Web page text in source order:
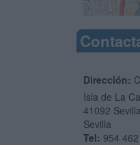
Dirección:
Isla de La
41092 Sevilla
Sevilla
Tel: 954